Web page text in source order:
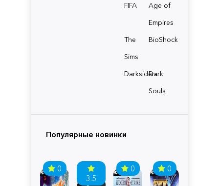
FIFA
Age of
Empires
The
Sims
BioShock
Darksiders
Dark
Souls
Популярные новинки
0
3.5
0 0